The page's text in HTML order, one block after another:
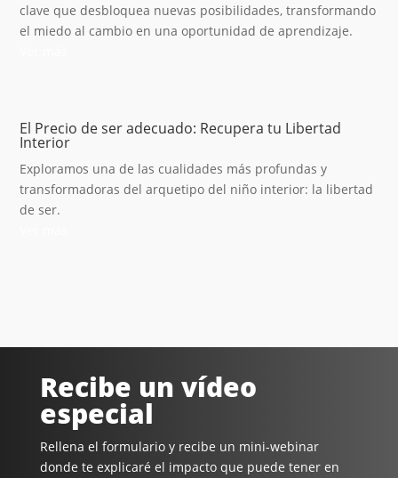
clave que desbloquea nuevas posibilidades, transformando
el miedo al cambio en una oportunidad de aprendizaje.
El Precio de ser adecuado: Recupera tu Libertad
Interior
Exploramos una de las cualidades más profundas y
transformadoras del arquetipo del niño interior: la libertad
de ser.
Recibe un vídeo
especial
Rellena el formulario y recibe un mini-webinar
donde te explicaré el impacto que puede tener en